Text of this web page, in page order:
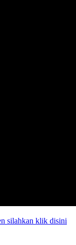
silahkan klik disini